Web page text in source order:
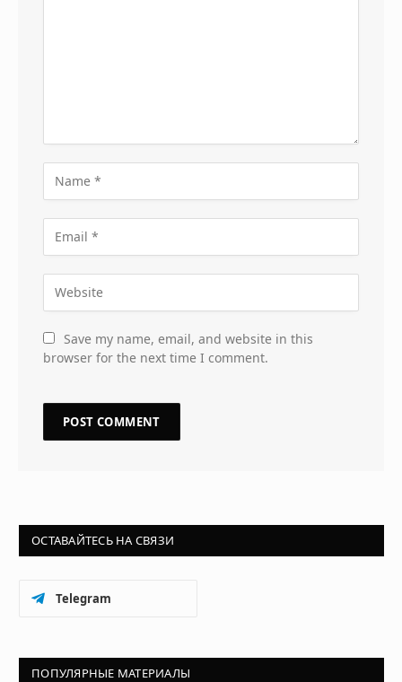
Save my name, email, and website in this
browser for the next time I comment.
ОСТАВАЙТЕСЬ НА СВЯЗИ
Telegram
ПОПУЛЯРНЫЕ МАТЕРИАЛЫ